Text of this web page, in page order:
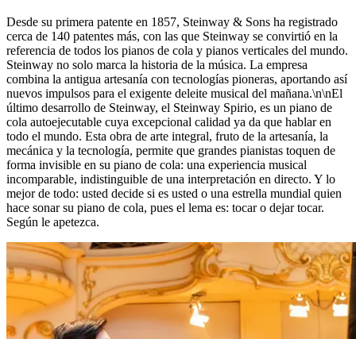
Desde su primera patente en 1857, Steinway ⁠&⁠ Sons ha registrado
cerca de 140 patentes más, con las que Steinway se convirtió en la
referencia de todos los pianos de cola y pianos verticales del mundo.
Steinway no solo marca la historia de la música. La empresa
combina la antigua artesanía con tecnologías pioneras, aportando así
nuevos impulsos para el exigente deleite musical del mañana.\n\nEl
último desarrollo de Steinway, el Steinway Spirio, es un piano de
cola autoejecutable cuya excepcional calidad ya da que hablar en
todo el mundo. Esta obra de arte integral, fruto de la artesanía, la
mecánica y la tecnología, permite que grandes pianistas toquen de
forma invisible en su piano de cola: una experiencia musical
incomparable, indistinguible de una interpretación en directo. Y lo
mejor de todo: usted decide si es usted o una estrella mundial quien
hace sonar su piano de cola, pues el lema es: tocar o dejar tocar.
Según le apetezca.